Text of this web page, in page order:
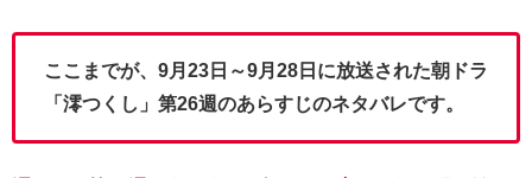
ここまでが、9月23日～9月28日に放送された朝ドラ
「澪つくし」第26週のあらすじのネタバレです。